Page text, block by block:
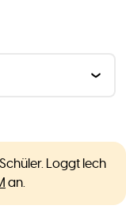
Loggt Iech
an.